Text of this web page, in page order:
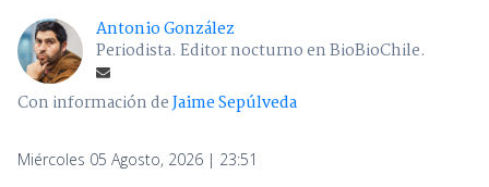
Antonio González
Periodista. Editor nocturno en BioBioChile.
Con información deJaime Sepúlveda
Miércoles 05 Agosto, 2026 | 23:51